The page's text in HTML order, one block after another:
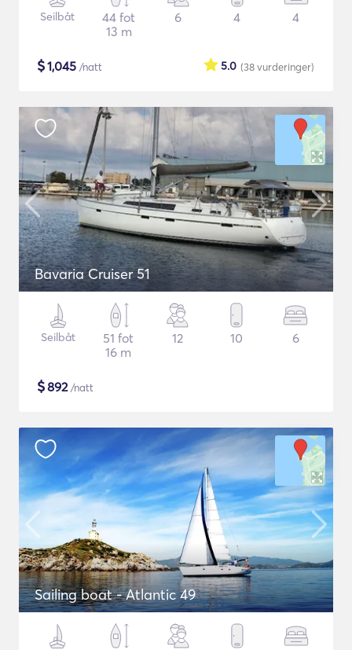
Seilbåt
44 fot
13 m
6 4 4
$1,045 /natt (38vurderinger)
5.0
Bavaria Cruiser 51
Seilbåt
51 fot
16 m
12 10 6
$892/natt
Sailing boat - Atlantic 49